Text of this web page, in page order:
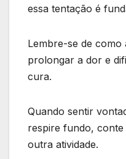
essa tentação é
Lembre-se de
prolongar a dor e
cura.
Quando sentir
respire fundo, conte
outra atividade.